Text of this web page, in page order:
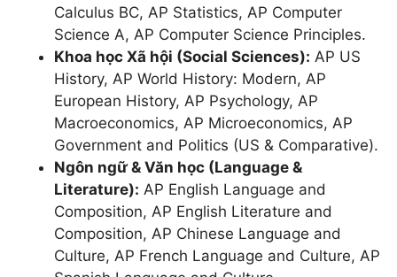
Physics 2
Physics C: Electricity and
Magnetism
Physics C: Mechanics
Calculus BC, AP Statistics, AP Computer
Science A, AP Computer Science Principles.
Khoa học Xã hội (Social Sciences): AP US
History, AP World History: Modern, AP
European History, AP Psychology, AP
Macroeconomics, AP Microeconomics, AP
Government and Politics (US & Comparative).
Ngôn ngữ & Văn học (Language &
Literature): AP English Language and
Composition, AP English Literature and
Composition, AP Chinese Language and
Culture, AP French Language and Culture, AP